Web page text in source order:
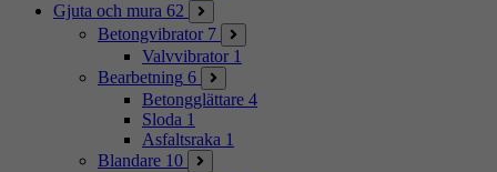
Gjuta och mura 62
Betongvibrator 7
Valvvibrator 1
Bearbetning 6
Betongglättare 4
Sloda 1
Asfaltsraka 1
Blandare 10